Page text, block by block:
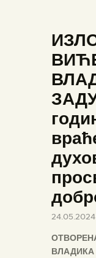
О
ВЕСТИ
24.05.2024